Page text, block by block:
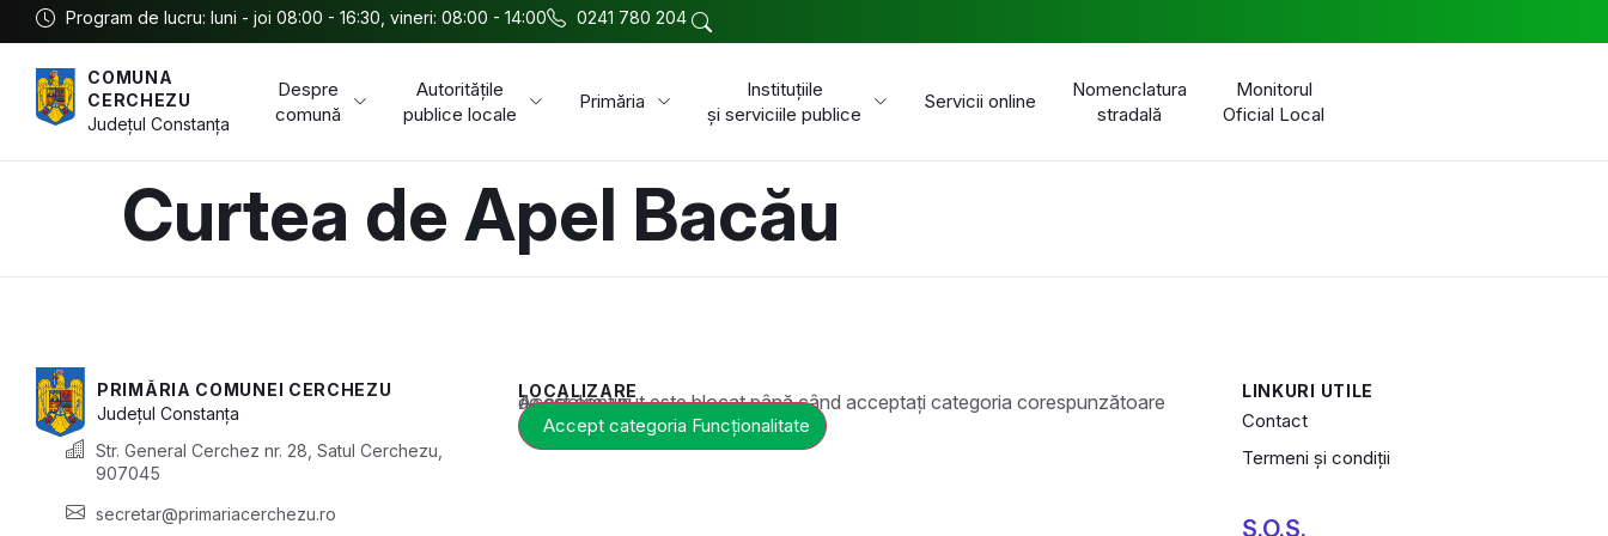
Program de lucru: luni - joi 08:00 - 16:30, vineri: 08:00 - 14:00 0241 780 204
COMUNA
CERCHEZU
JudețulConstanța
Despre
comună
Autoritățile
publice locale
Primăria
Instituțiile
și serviciile publice
Servicii online
Nomenclatura
stradală
Monitorul
Oficial Local
Curtea de Apel Bacău
PRIMĂRIA COMUNEI CERCHEZU
JudețulConstanța
Str. General Cerchez nr. 28, Satul Cerchezu,
907045
secretar@primariacerchezu.ro
LOCALIZARE
Acest conținut este blocat până când acceptați categoria corespunzătoare de cookie-uri.
Accept categoria Funcționalitate
LINKURI UTILE
Contact
Termeni și condiții
S.O.S.